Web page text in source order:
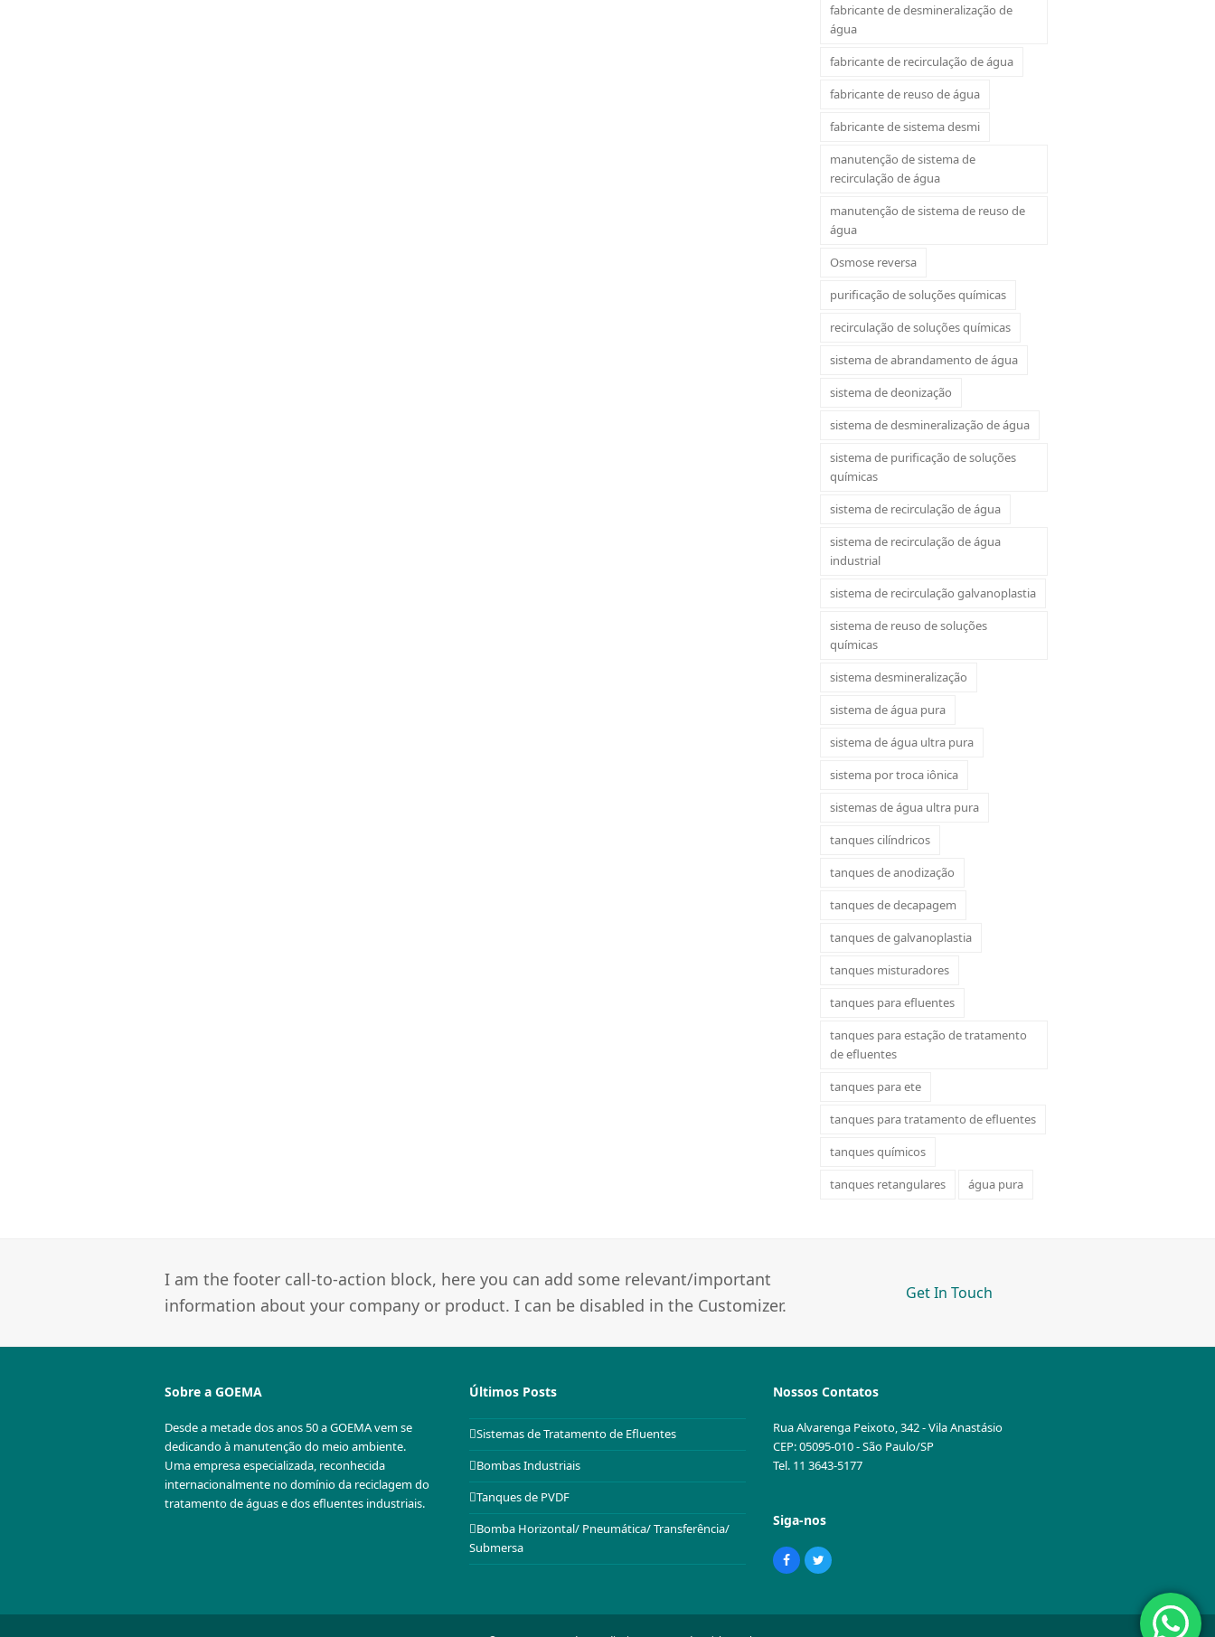
fabricante de desmineralização de
água
fabricante de recirculação de água
fabricante de reuso de água
fabricante de sistema desmi
manutenção de sistema de
recirculação de água
manutenção de sistema de reuso de
água
Osmose reversa
purificação de soluções químicas
recirculação de soluções químicas
sistema de abrandamento de água
sistema de deonização
sistema de desmineralização de água
sistema de purificação de soluções
químicas
sistema de recirculação de água
sistema de recirculação de água
industrial
sistema de recirculação galvanoplastia
sistema de reuso de soluções
químicas
sistema desmineralização
sistema de água pura
sistema de água ultra pura
sistema por troca iônica
sistemas de água ultra pura
tanques cilíndricos
tanques de anodização
tanques de decapagem
tanques de galvanoplastia
tanques misturadores
tanques para efluentes
tanques para estação de tratamento
de efluentes
tanques para ete
tanques para tratamento de efluentes
tanques químicos
tanques retangulares
água pura
I am the footer call-to-action block, here you can add some relevant/important
information about your company or product. I can be disabled in the Customizer.
Get In Touch
Sobre a GOEMA
Desde a metade dos anos 50 a GOEMA vem se
dedicando à manutenção do meio ambiente.
Uma empresa especializada, reconhecida
internacionalmente no domínio da reciclagem do
tratamento de águas e dos efluentes industriais.
Últimos Posts
Sistemas de Tratamento de Efluentes
Bombas Industriais
Tanques de PVDF
Bomba Horizontal/ Pneumática/ Transferência/
Submersa
Nossos Contatos
Rua Alvarenga Peixoto, 342 - Vila Anastásio
CEP: 05095-010 - São Paulo/SP
Tel. 11 3643-5177
Siga-nos
FacebookTwitter